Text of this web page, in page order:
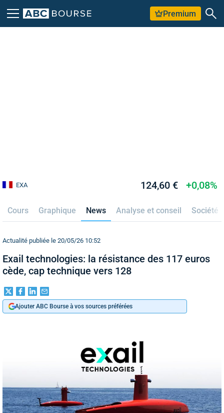
Premium
EXA 124,60 € +0,08%
Cours Graphique News Analyse et conseil Société
Actualité publiée le 20/05/26 10:52
Exail technologies: la résistance des 117 euros
cède, cap technique vers 128
Ajouter ABC Bourse à vos sources préférées